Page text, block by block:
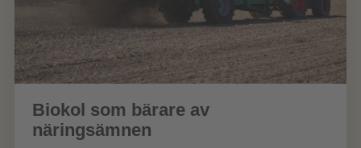
Biokol som bärare av
näringsämnen